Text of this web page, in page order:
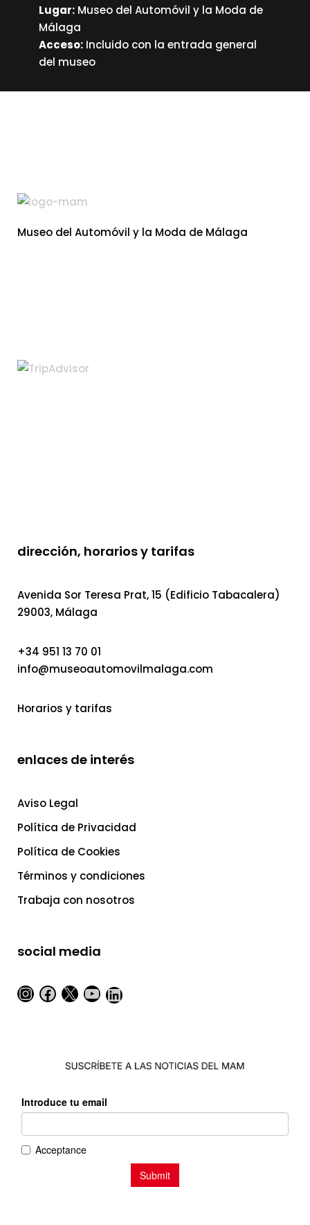
Lugar: Museo del Automóvil y la Moda de
Málaga
Acceso: Incluido con la entrada general
del museo
Museo del Automóvil y la Moda de Málaga
dirección, horarios y tarifas
Avenida Sor Teresa Prat, 15 (Edificio Tabacalera)
29003, Málaga
+34 951 13 70 01
info@museoautomovilmalaga.com
Horarios y tarifas
enlaces de interés
Aviso Legal
Política de Privacidad
Política de Cookies
Términos y condiciones
Trabaja con nosotros
social media
Instagram
Facebook
X YouTube
LinkedIn